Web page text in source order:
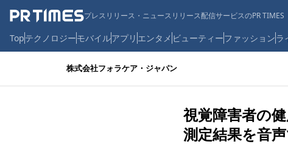
プレスリリース・ニュースリリース配信サービスのPR TIMES
Topテクノロジーモバイルアプリ エンタメ ビューティーファッションラ
株式会社フォラケア・ジャパン
視覚障害者の
測定結果を音